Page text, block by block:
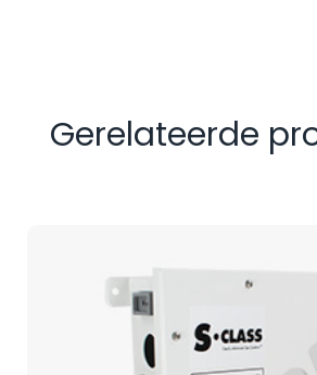
Gerelateerde